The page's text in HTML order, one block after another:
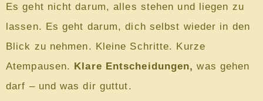
Es geht nicht darum, alles stehen und liegen zu
lassen. Es geht darum, dich selbst wieder in den
Blick zu nehmen. Kleine Schritte. Kurze
Atempausen. Klare Entscheidungen, was gehen
darf – und was dir guttut.